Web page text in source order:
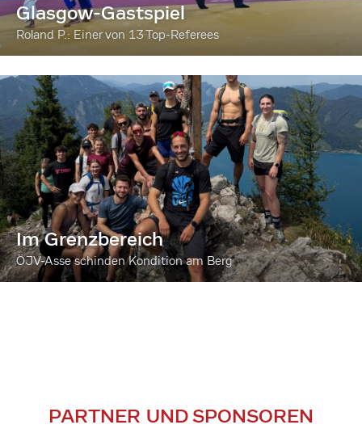
Glasgow-Gastspiel
Roland P.: Einer von 13 Top-Referees
Im Grenzbereich
ÖJV-Asse schinden Kondition am Berg
PARTNER UND SPONSOREN